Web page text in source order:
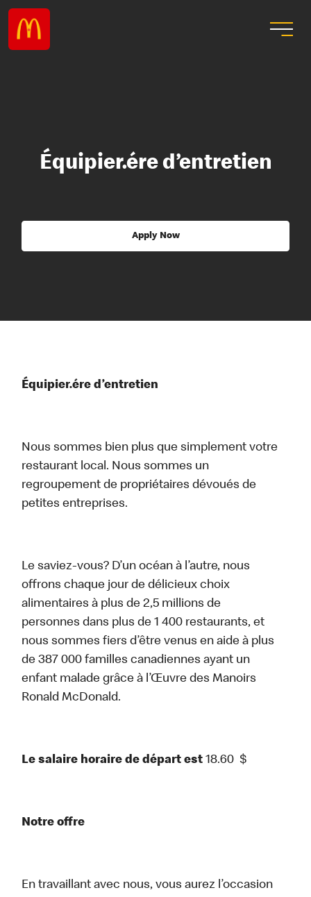
Équipier.ére d’entretien
Apply Now
Équipier.ére d’entretien
Nous sommes bien plus que simplement votre
restaurant local. Nous sommes un
regroupement de propriétaires dévoués de
petites entreprises.
Le saviez-vous? D’un océan à l’autre, nous
offrons chaque jour de délicieux choix
alimentaires à plus de 2,5 millions de
personnes dans plus de 1 400 restaurants, et
nous sommes fiers d’être venus en aide à plus
de 387 000 familles canadiennes ayant un
enfant malade grâce à l’Œuvre des Manoirs
Ronald McDonald.
Le salaire horaire de départ est 18.60 $
Notre offre
En travaillant avec nous, vous aurez l’occasion